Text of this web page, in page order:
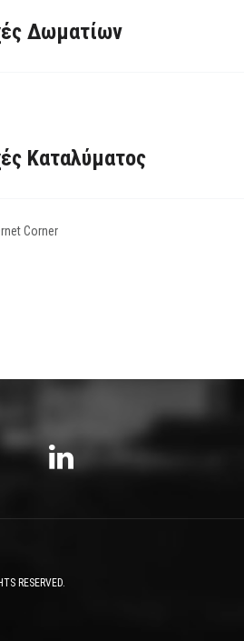
Δωματίων
Καταλύματος
Corner
RESERVED.